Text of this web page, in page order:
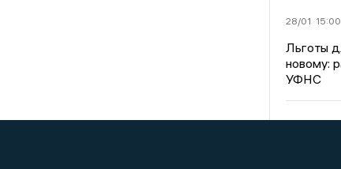
28/01 15:00
Льготы
новому:
УФНС